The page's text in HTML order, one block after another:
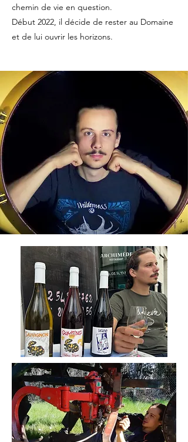
chemin de vie en question.
Début 2022, il décide de rester au Domaine
et de lui ouvrir les horizons.